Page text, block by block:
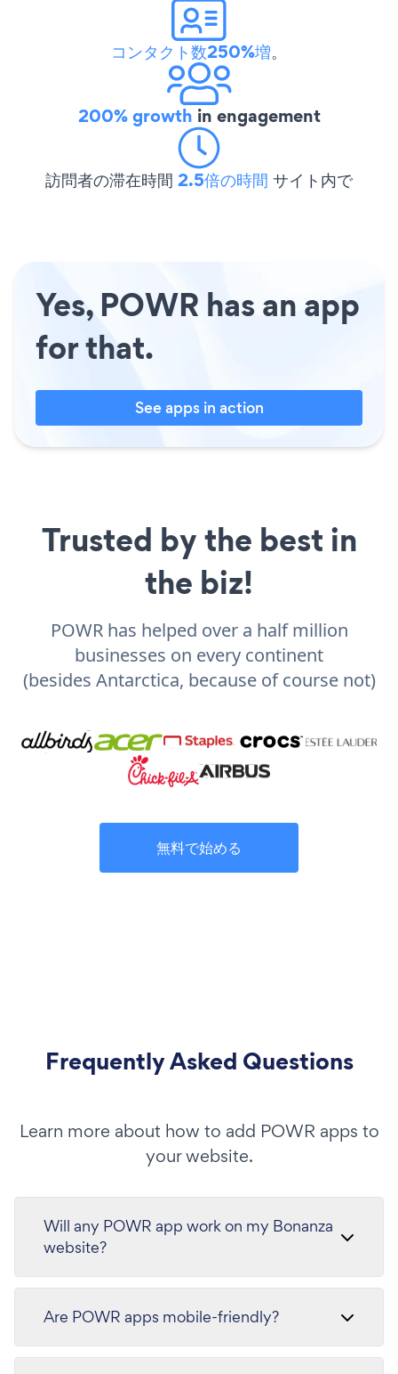
コンタクト数250%増。
200% growth in engagement
訪問者の滞在時間 2.5倍の時間 サイト内で
Yes, POWR has an app
for that.
See apps in action
Trusted by the best in
the biz!
POWR has helped over a half million
businesses on every continent
(besides Antarctica, because of course not)
無料で始める
Frequently Asked Questions
Learn more about how to add POWR apps to
your website.
Will any POWR app work on my Bonanza
website?
Are POWR apps mobile-friendly?